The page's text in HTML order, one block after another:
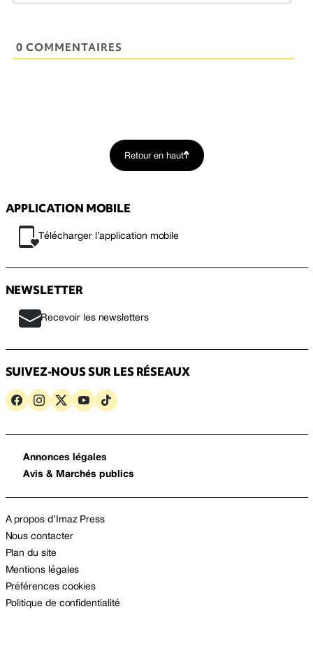
0 COMMENTAIRES
Retour en haut
APPLICATION MOBILE
Télécharger l’application mobile
NEWSLETTER
Recevoir les newsletters
SUIVEZ-NOUS SUR LES RÉSEAUX
Annonces légales
Avis & Marchés publics
A propos d’Imaz Press
Nous contacter
Plan du site
Mentions légales
Préférences cookies
Politique de confidentialité